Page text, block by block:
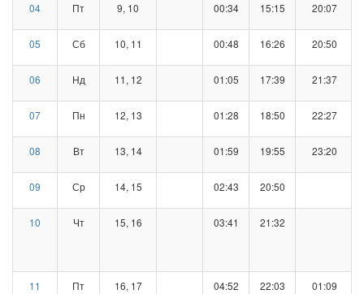
04 Пт 9, 10 00:34 15:15 20:07
05 Сб 10, 11 00:48 16:26 20:50
06 Нд 11, 12 01:05 17:39 21:37
07 Пн 12, 13 01:28 18:50 22:27
08 Вт 13, 14 01:59 19:55 23:20
09 Ср 14, 15 02:43 20:50
10 Чт 15, 16 03:41 21:32
11 Пт 16, 17 04:52 22:03 01:09